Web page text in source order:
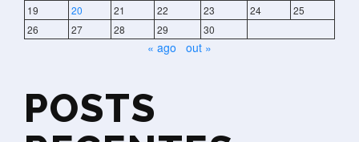
19
20 21 22 23 24
25
26
27 28 29 30
« ago out »
POSTS